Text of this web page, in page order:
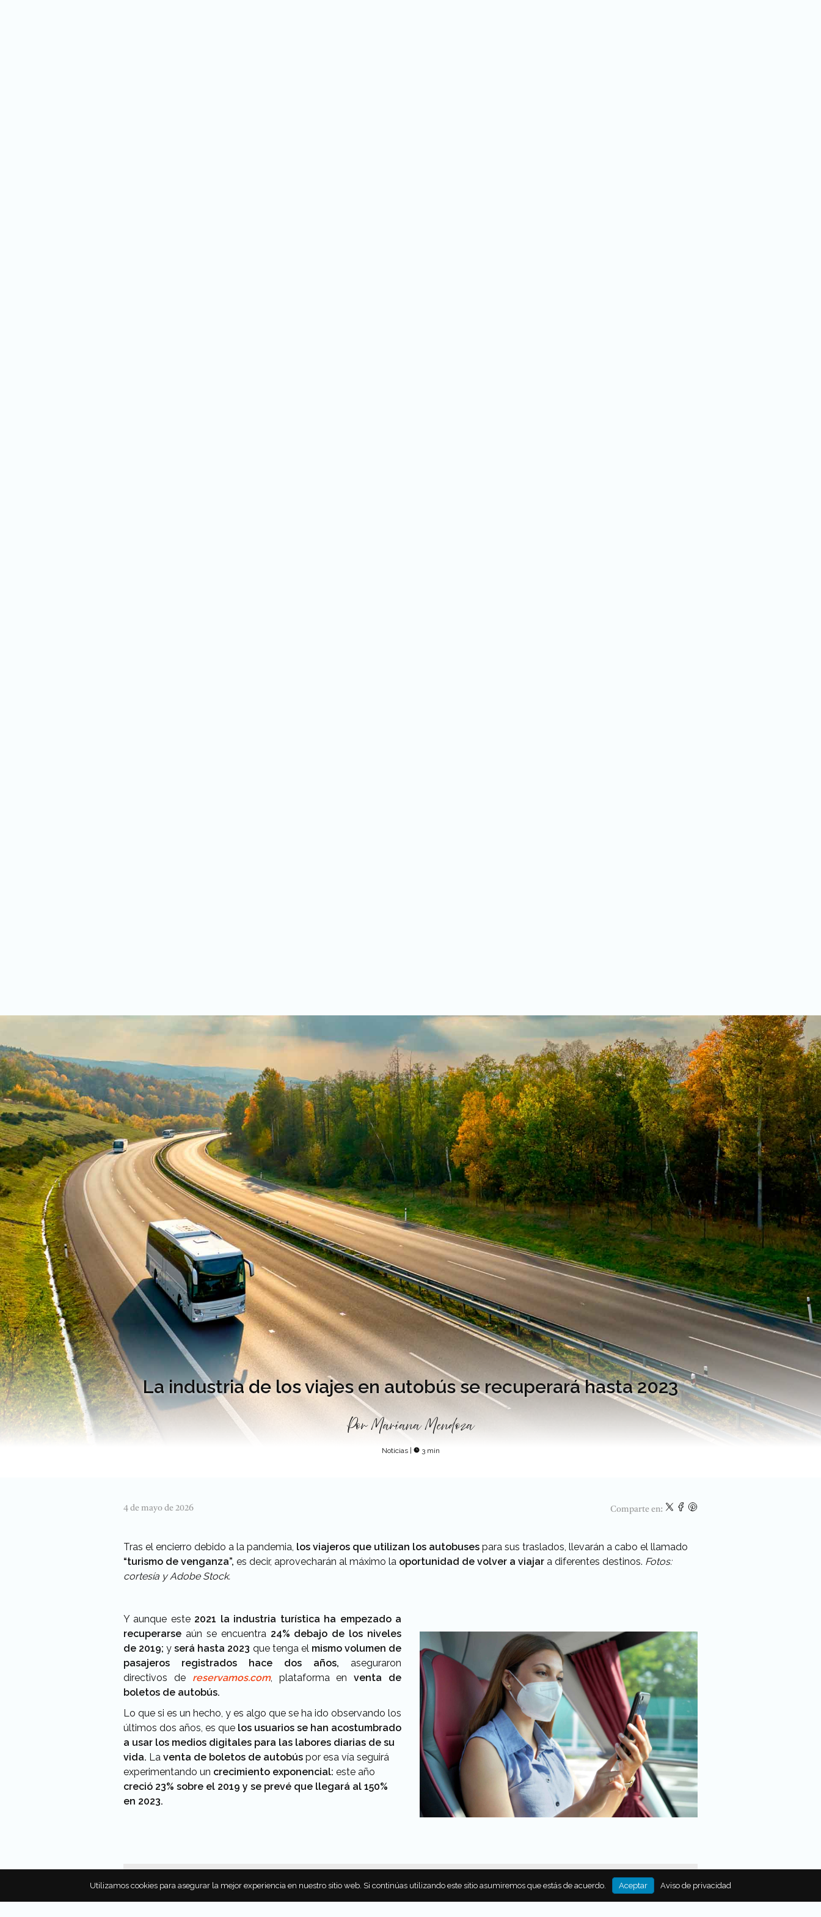
La industria de los viajes en autobús se recuperará hasta 2023
Por Mariana Mendoza
Noticias 3 min
4 de mayo de 2026 Comparte en:
Tras el encierro debido a la pandemia, los viajeros que utilizan los autobuses para sus traslados, llevarán a cabo el llamado
“turismo de venganza”, es decir, aprovecharán al máximo la oportunidad de volver a viajar a diferentes destinos. Fotos:
cortesía y Adobe Stock.
Y aunque este 2021 la industria turística ha empezado a
recuperarse aún se encuentra 24% debajo de los niveles
de 2019; yserá hasta 2023 que tenga el mismo volumen de
pasajeros registrados hace dos años, aseguraron
directivos de reservamos.com, plataforma enventa de
boletos de autobús.
Lo que si es un hecho, y es algo que se ha ido observando los
últimos dos años, es que los usuarios se han acostumbrado
a usar los medios digitales para las labores diarias de su
vida. La venta de boletos de autobús por esa vía seguirá
experimentando un crecimiento exponencial: este año
creció 23% sobre el 2019 y se prevé que llegará al 150%
en 2023.
También puede interesarte...
Utilizamos cookies para asegurar la mejor experiencia en nuestro sitio web. Si continúas utilizando este sitio asumiremos que estás de acuerdo. Aceptar Aviso de privacidad